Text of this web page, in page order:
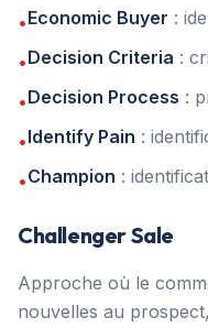
•Economic Buyer :
•Decision Criteria :
•Decision Process :
•Identify Pain :
•Champion :
Challenger Sale
Approche où le
nouvelles au